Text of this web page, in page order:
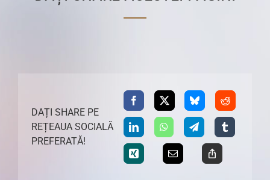
DAȚI SHARE PE
REȚEAUA SOCIALĂ
PREFERATĂ!